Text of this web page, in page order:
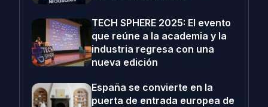
TECH SPHERE 2025: El evento
que reúne a la academia y la
industria regresa con una
nueva edición
España se convierte en la
puerta de entrada europea de